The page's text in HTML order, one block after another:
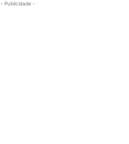
- Publicidade -